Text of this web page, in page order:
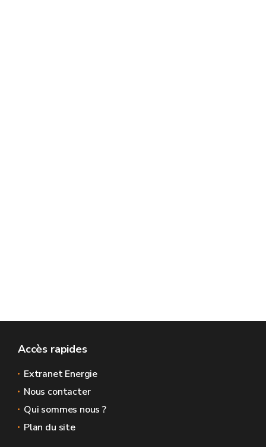
Accès rapides
Extranet Energie
Nous contacter
Qui sommes nous ?
Plan du site